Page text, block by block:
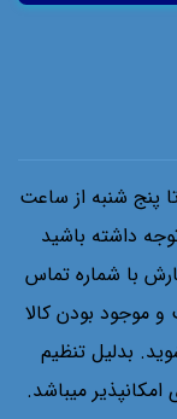
شنبه تا پنج شنبه از ساعت
.توجه داشته باشید
با شماره تماس
موجود بودن کالا
بدلیل تنظیم
از 5 تا 7روز کاری امکانپذیر میباشد.